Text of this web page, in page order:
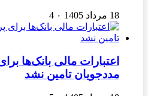
18 مرداد 1405 ۰ 4
اعتبارات مالی بانک‌ها
مددجویان تامین نشد